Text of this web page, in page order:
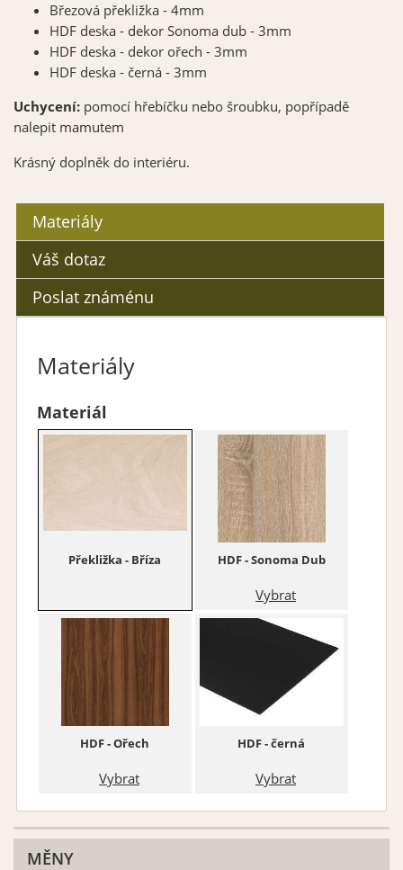
Březová překližka - 4mm
HDF deska - dekor Sonoma dub - 3mm
HDF deska - dekor ořech - 3mm
HDF deska - černá - 3mm
Uchycení: pomocí hřebíčku nebo šroubku, popřípadě
nalepit mamutem
Krásný doplněk do interiéru.
Materiály
Váš dotaz
Poslat známénu
Materiály
Materiál
Překližka - Bříza HDF - Sonoma Dub
Vybrat
HDF - Ořech
Vybrat
HDF - černá
Vybrat
MĚNY